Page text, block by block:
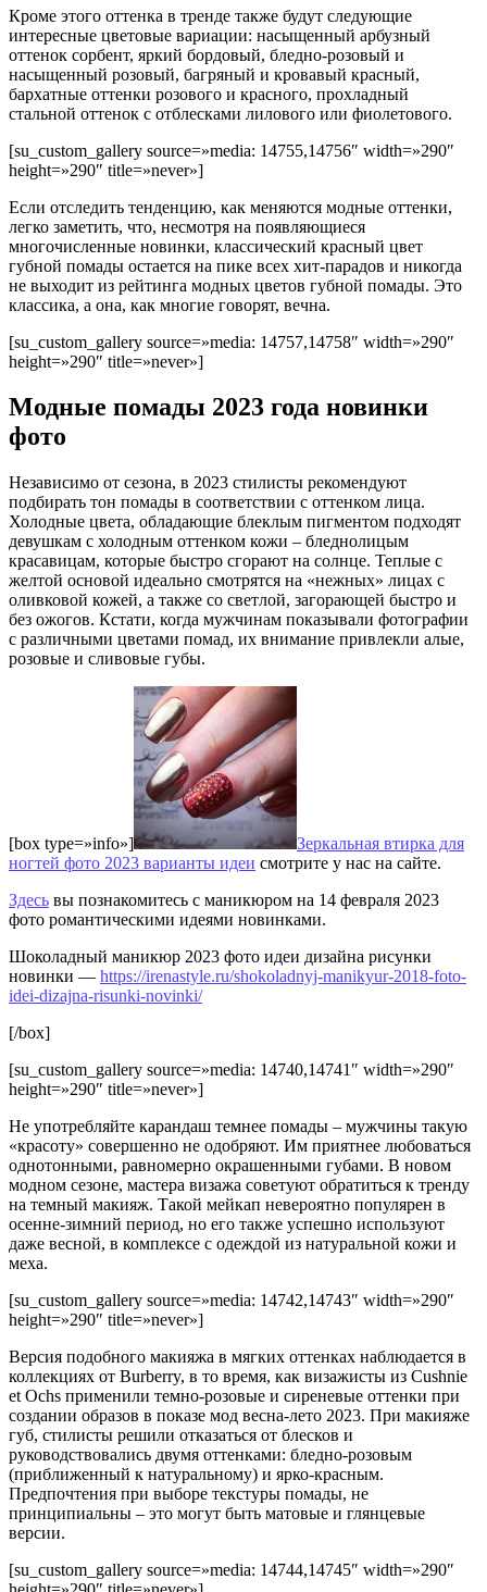
Кроме этого оттенка в тренде также будут следующие
интересные цветовые вариации: насыщенный арбузный
оттенок сорбент, яркий бордовый, бледно-розовый и
насыщенный розовый, багряный и кровавый красный,
бархатные оттенки розового и красного, прохладный
стальной оттенок с отблесками лилового или фиолетового.
[su_custom_gallery source=»media: 14755,14756″ width=»290″
height=»290″ title=»never»]
Если отследить тенденцию, как меняются модные оттенки,
легко заметить, что, несмотря на появляющиеся
многочисленные новинки, классический красный цвет
губной помады остается на пике всех хит-парадов и никогда
не выходит из рейтинга модных цветов губной помады. Это
классика, а она, как многие говорят, вечна.
[su_custom_gallery source=»media: 14757,14758″ width=»290″
height=»290″ title=»never»]
Модные помады 2023 года новинки
фото
Независимо от сезона, в 2023 стилисты рекомендуют
подбирать тон помады в соответствии с оттенком лица.
Холодные цвета, обладающие блеклым пигментом подходят
девушкам с холодным оттенком кожи – бледнолицым
красавицам, которые быстро сгорают на солнце. Теплые с
желтой основой идеально смотрятся на «нежных» лицах с
оливковой кожей, а также со светлой, загорающей быстро и
без ожогов. Кстати, когда мужчинам показывали фотографии
с различными цветами помад, их внимание привлекли алые,
розовые и сливовые губы.
[box type=»info»]
Зеркальная втирка для
ногтей фото 2023 варианты идеи смотрите у нас на сайте.
Здесь вы познакомитесь с маникюром на 14 февраля 2023
фото романтическими идеями новинками.
Шоколадный маникюр 2023 фото идеи дизайна рисунки
новинки — https://irenastyle.ru/shokoladnyj-manikyur-2018-foto-
idei-dizajna-risunki-novinki/
[/box]
[su_custom_gallery source=»media: 14740,14741″ width=»290″
height=»290″ title=»never»]
Не употребляйте карандаш темнее помады – мужчины такую
«красоту» совершенно не одобряют. Им приятнее любоваться
однотонными, равномерно окрашенными губами. В новом
модном сезоне, мастера визажа советуют обратиться к тренду
на темный макияж. Такой мейкап невероятно популярен в
осенне-зимний период, но его также успешно используют
даже весной, в комплексе с одеждой из натуральной кожи и
меха.
[su_custom_gallery source=»media: 14742,14743″ width=»290″
height=»290″ title=»never»]
Версия подобного макияжа в мягких оттенках наблюдается в
коллекциях от Burberry, в то время, как визажисты из Cushnie
et Ochs применили темно-розовые и сиреневые оттенки при
создании образов в показе мод весна-лето 2023. При макияже
губ, стилисты решили отказаться от блесков и
руководствовались двумя оттенками: бледно-розовым
(приближенный к натуральному) и ярко-красным.
Предпочтения при выборе текстуры помады, не
принципиальны – это могут быть матовые и глянцевые
версии.
[su_custom_gallery source=»media: 14744,14745″ width=»290″